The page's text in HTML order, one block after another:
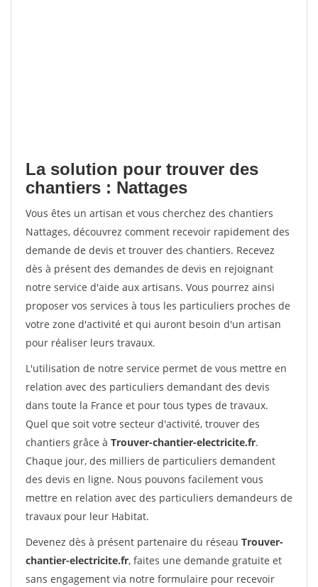
La solution pour trouver des
chantiers : Nattages
Vous êtes un artisan et vous cherchez des chantiers
Nattages, découvrez comment recevoir rapidement des
demande de devis et trouver des chantiers. Recevez
dès à présent des demandes de devis en rejoignant
notre service d'aide aux artisans. Vous pourrez ainsi
proposer vos services à tous les particuliers proches de
votre zone d'activité et qui auront besoin d'un artisan
pour réaliser leurs travaux.
L'utilisation de notre service permet de vous mettre en
relation avec des particuliers demandant des devis
dans toute la France et pour tous types de travaux.
Quel que soit votre secteur d'activité, trouver des
chantiers grâce à Trouver-chantier-electricite.fr.
Chaque jour, des milliers de particuliers demandent
des devis en ligne. Nous pouvons facilement vous
mettre en relation avec des particuliers demandeurs de
travaux pour leur Habitat.
Devenez dès à présent partenaire du réseau Trouver-
chantier-electricite.fr, faites une demande gratuite et
sans engagement via notre formulaire pour recevoir